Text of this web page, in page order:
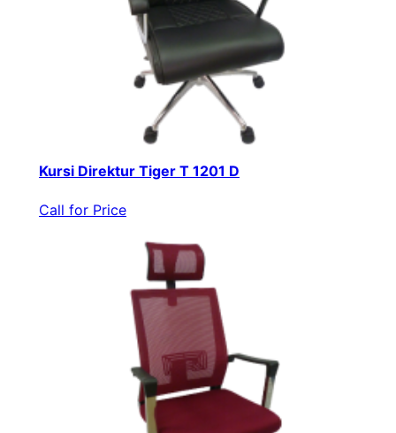
Kursi Direktur Tiger T 1201 D
Call for Price